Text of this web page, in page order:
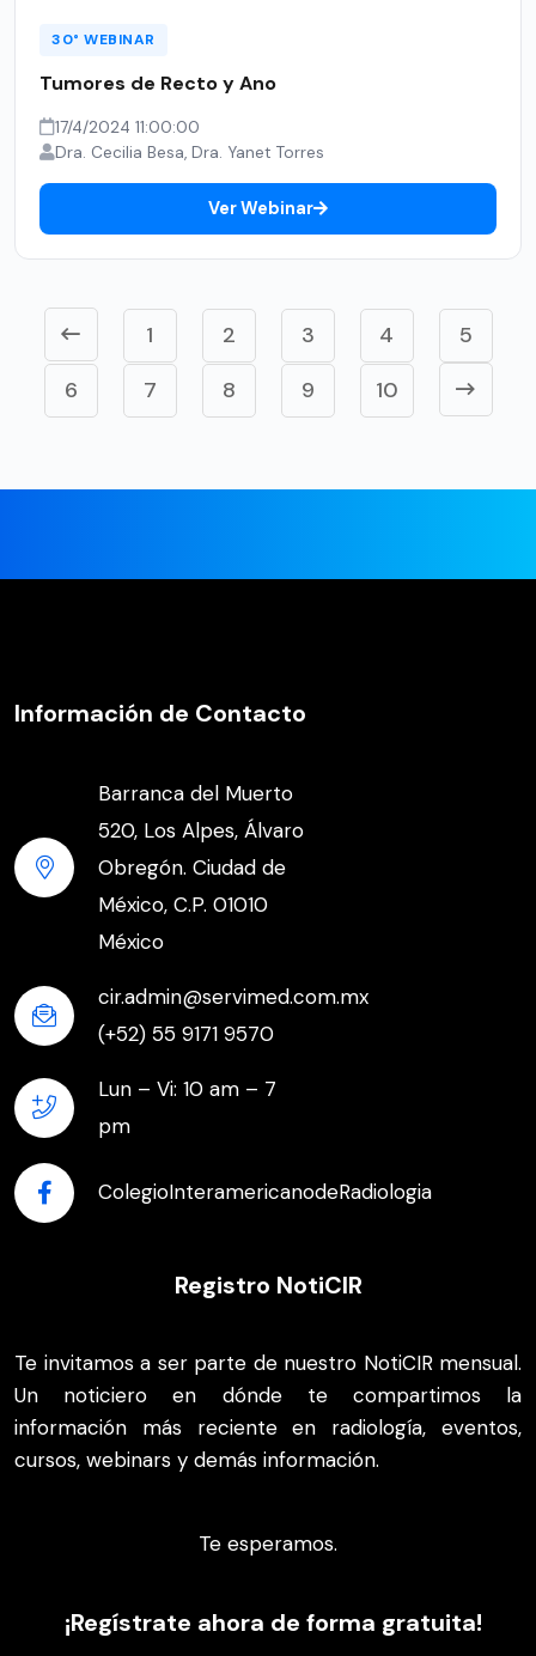
30° WEBINAR
Tumores de Recto y Ano
17/4/2024 11:00:00
Dra. Cecilia Besa, Dra. Yanet Torres
Ver Webinar
1 2 3 4
5
6
7 8 9 10
Información de Contacto
Barranca del Muerto
520, Los Alpes, Álvaro
Obregón. Ciudad de
México, C.P. 01010
México
cir.admin@servimed.com.mx
(+52) 55 9171 9570
Lun – Vi: 10 am – 7
pm
ColegioInteramericanodeRadiologia
Registro NotiCIR
Te invitamos a ser parte de nuestro NotiCIR mensual.
Un noticiero en dónde te compartimos la
información más reciente en radiología, eventos,
cursos, webinars y demás información.
Te esperamos.
¡Regístrate ahora de forma gratuita!